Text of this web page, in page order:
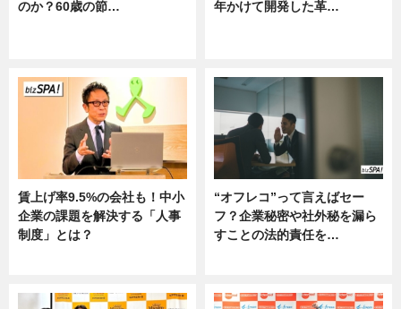
のか？60歳の節…
年かけて開発した革…
賃上げ率9.5%の会社も！中小
企業の課題を解決する「人事
制度」とは？
“オフレコ”って言えばセー
フ？企業秘密や社外秘を漏ら
すことの法的責任を…